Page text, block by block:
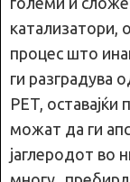
катализатори,
процес што
ги разградува
PET,
можат да ги
јаглеродот во